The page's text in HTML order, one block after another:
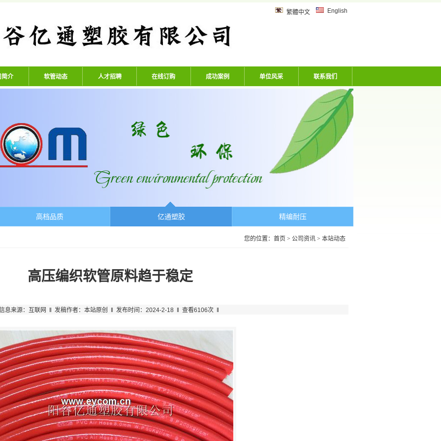
司 - 专业生产高压氧气管、乙炔管、风炮软管、洗车机专用软
繁體中文 English
简介 软管动态 人才招聘 在线订购 成功案例 单位风采 联系我们
高档品质 亿通塑胶 精编耐压
您的位置： 首页 > 公司资讯 > 本站动态
高压编织软管原料趋于稳定
息来源：互联网 ‖ 发稿作者：本站原创 ‖ 发布时间：2024-2-18 ‖ 查看6106次 ‖